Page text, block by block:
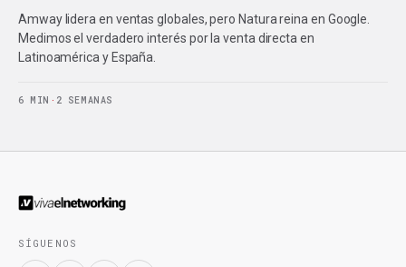
Amway lidera en ventas globales, pero Natura reina en Google.
Medimos el verdadero interés por la venta directa en
Latinoamérica y España.
6 MIN · 2 SEMANAS
SÍGUENOS